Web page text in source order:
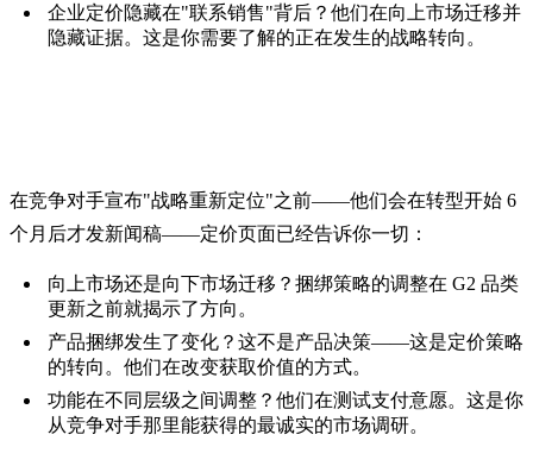
企业定价隐藏在"联系销售"背后？他们在向上市场迁移并
隐藏证据。这是你需要了解的正在发生的战略转向。
在竞争对手宣布"战略重新定位"之前——他们会在转型开始 6
个月后才发新闻稿——定价页面已经告诉你一切：
向上市场还是向下市场迁移？捆绑策略的调整在 G2 品类
更新之前就揭示了方向。
产品捆绑发生了变化？这不是产品决策——这是定价策略
的转向。他们在改变获取价值的方式。
功能在不同层级之间调整？他们在测试支付意愿。这是你
从竞争对手那里能获得的最诚实的市场调研。